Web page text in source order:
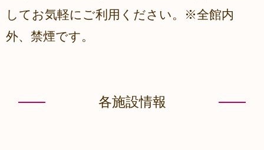
してお気軽にご利用ください。
※全館内
外、禁煙です。
各施設情報